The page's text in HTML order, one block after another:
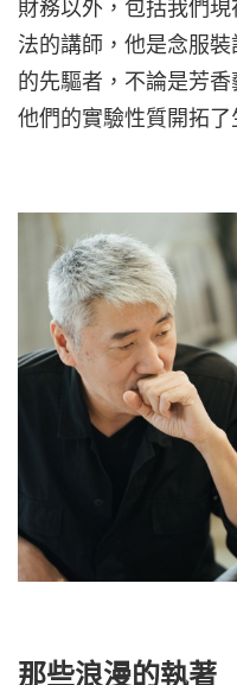
財務以外，包括我們
法的講師，他是念服
的先驅者，不論是芳
他們的實驗性質開拓了
那些浪漫的執著